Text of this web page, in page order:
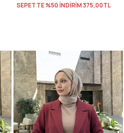
SEPETTE %50 İNDİRİM375,00TL